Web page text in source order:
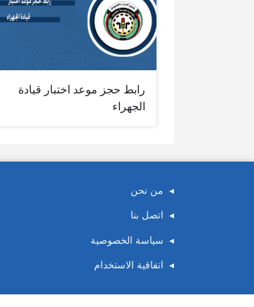
رابط حجز موعد اختبار قيادة
الجهراء
من نحن
اتصل بنا
سياسة الخصوصية
اتفاقية الاستخدام